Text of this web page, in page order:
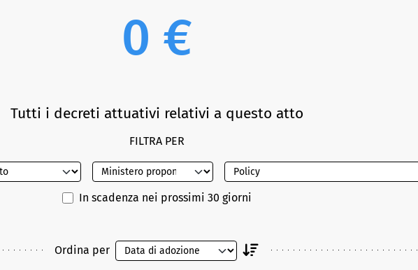
0 €
Tutti i decreti attuativi relativi a questo atto
FILTRA PER
In scadenza nei prossimi 30 giorni
Ordina per